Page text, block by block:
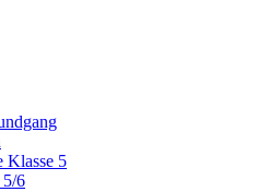
Klasse 5
5/6